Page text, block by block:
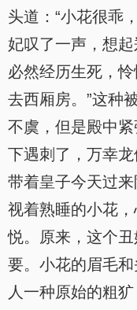
头道：“小花很乖
妃叹了一声，想
必然经历生死，
去西厢房。”这种
不虞，但是殿中
下遇刺了，万幸
带着皇子今天过
视着熟睡的小花
悦。原来，这个
要。小花的眉毛
人一种原始的粗